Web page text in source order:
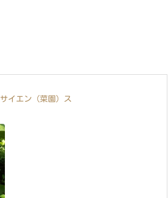
サイエン（菜園）ス